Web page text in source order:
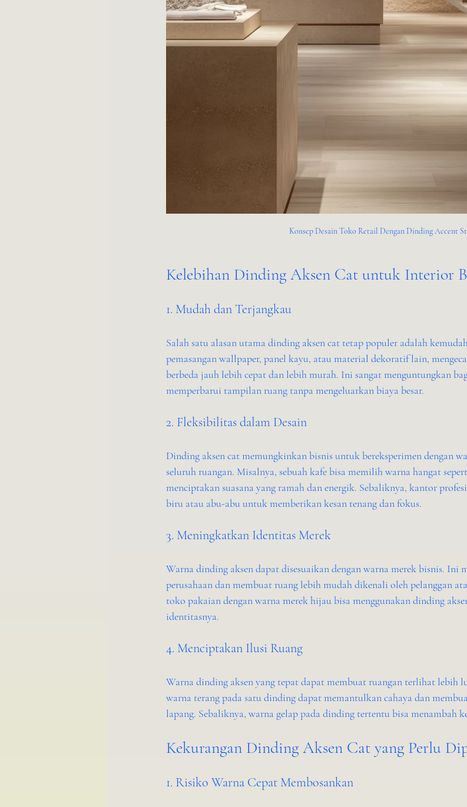
Konsep Desain Toko Retail Dengan Dinding Accent
Kelebihan Dinding Aksen Cat untuk Interior
1. Mudah dan Terjangkau
Salah satu alasan utama dinding aksen cat tetap populer adalah
pemasangan wallpaper, panel kayu, atau material dekoratif lain,
berbeda jauh lebih cepat dan lebih murah. Ini sangat menguntungkan
memperbarui tampilan ruang tanpa mengeluarkan biaya besar.
2. Fleksibilitas dalam Desain
Dinding aksen cat memungkinkan bisnis untuk bereksperimen dengan
seluruh ruangan. Misalnya, sebuah kafe bisa memilih warna hangat
menciptakan suasana yang ramah dan energik. Sebaliknya, kantor
biru atau abu-abu untuk memberikan kesan tenang dan fokus.
3. Meningkatkan Identitas Merek
Warna dinding aksen dapat disesuaikan dengan warna merek bisnis. Ini
perusahaan dan membuat ruang lebih mudah dikenali oleh pelanggan
toko pakaian dengan warna merek hijau bisa menggunakan dinding
identitasnya.
4. Menciptakan Ilusi Ruang
Warna dinding aksen yang tepat dapat membuat ruangan terlihat lebih
warna terang pada satu dinding dapat memantulkan cahaya dan
lapang. Sebaliknya, warna gelap pada dinding tertentu bisa menambah
Kekurangan Dinding Aksen Cat yang Perlu
1. Risiko Warna Cepat Membosankan